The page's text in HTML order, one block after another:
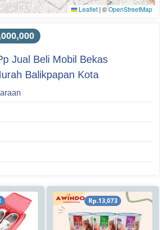
Leaflet | ©OpenStreetMap
Jual Beli Mobil Bekas
Balikpapan Kota
Rp.13,073